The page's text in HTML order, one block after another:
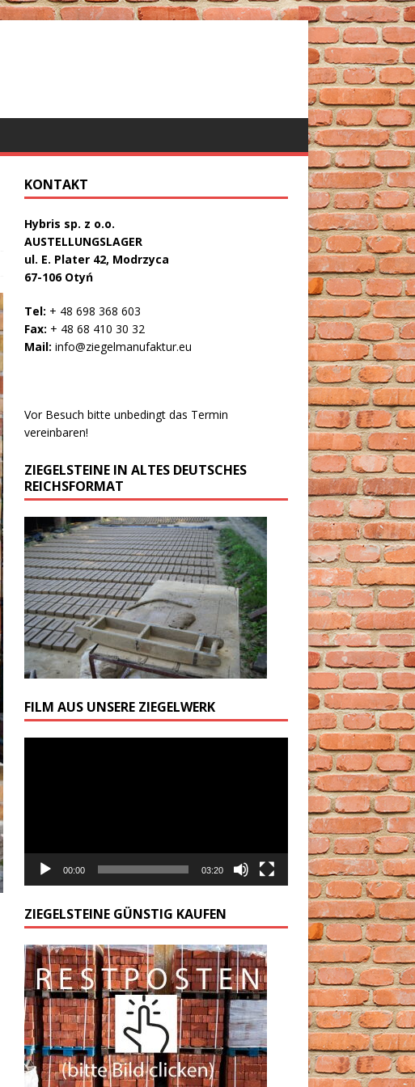
KONTAKT
Hybris sp. z o.o.
AUSTELLUNGSLAGER
ul. E. Plater 42, Modrzyca
67-106 Otyń
Tel: + 48 698 368 603
Fax: + 48 68 410 30 32
Mail: info@ziegelmanufaktur.eu
Vor Besuch bitte unbedingt das Termin
vereinbaren!
ZIEGELSTEINE IN ALTES DEUTSCHES
REICHSFORMAT
FILM AUS UNSERE ZIEGELWERK
00:00 03:20
ZIEGELSTEINE GÜNSTIG KAUFEN